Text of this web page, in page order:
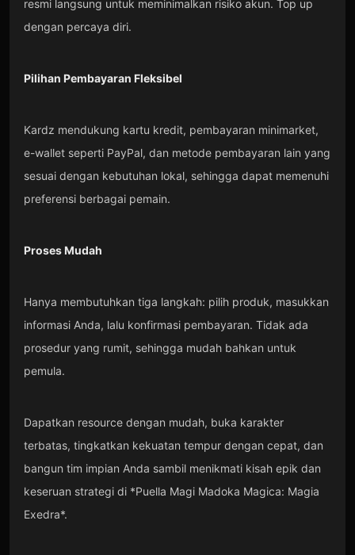
resmi langsung untuk meminimalkan risiko akun. Top up
dengan percaya diri.
Pilihan Pembayaran Fleksibel
Kardz mendukung kartu kredit, pembayaran minimarket,
e-wallet seperti PayPal, dan metode pembayaran lain yang
sesuai dengan kebutuhan lokal, sehingga dapat memenuhi
preferensi berbagai pemain.
Proses Mudah
Hanya membutuhkan tiga langkah: pilih produk, masukkan
informasi Anda, lalu konfirmasi pembayaran. Tidak ada
prosedur yang rumit, sehingga mudah bahkan untuk
pemula.
Dapatkan resource dengan mudah, buka karakter
terbatas, tingkatkan kekuatan tempur dengan cepat, dan
bangun tim impian Anda sambil menikmati kisah epik dan
keseruan strategi di *Puella Magi Madoka Magica: Magia
Exedra*.